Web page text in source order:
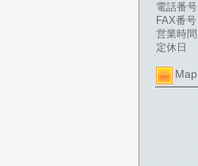
電話番号
FAX番号
営業時間
定休日
Map